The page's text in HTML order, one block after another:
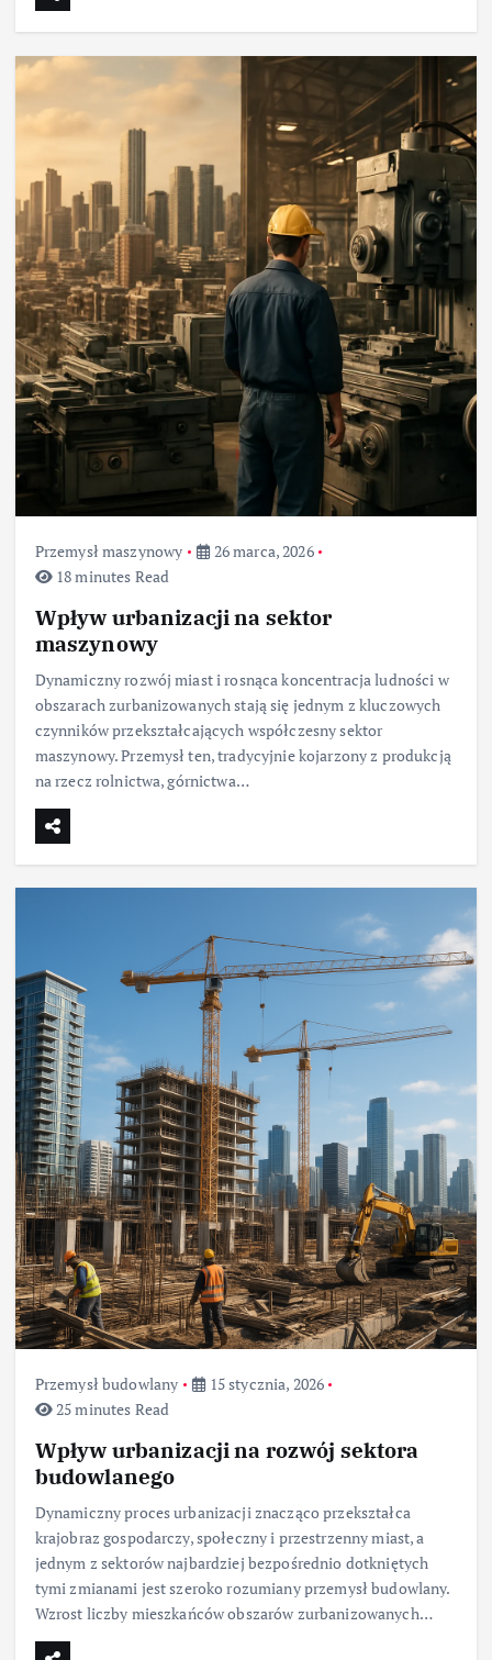
Przemysł maszynowy
26 marca, 2026
18 minutes Read
Wpływ urbanizacji na sektor
maszynowy
Dynamiczny rozwój miast i rosnąca koncentracja ludności w
obszarach zurbanizowanych stają się jednym z kluczowych
czynników przekształcających współczesny sektor
maszynowy. Przemysł ten, tradycyjnie kojarzony z produkcją
na rzecz rolnictwa, górnictwa…
Przemysł budowlany
15 stycznia, 2026
25 minutes Read
Wpływ urbanizacji na rozwój sektora
budowlanego
Dynamiczny proces urbanizacji znacząco przekształca
krajobraz gospodarczy, społeczny i przestrzenny miast, a
jednym z sektorów najbardziej bezpośrednio dotkniętych
tymi zmianami jest szeroko rozumiany przemysł budowlany.
Wzrost liczby mieszkańców obszarów zurbanizowanych…